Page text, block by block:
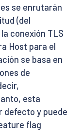
se enrutarán
(del
conexión TLS
Host para el
se basa en
de
esta
defecto y puede
flag